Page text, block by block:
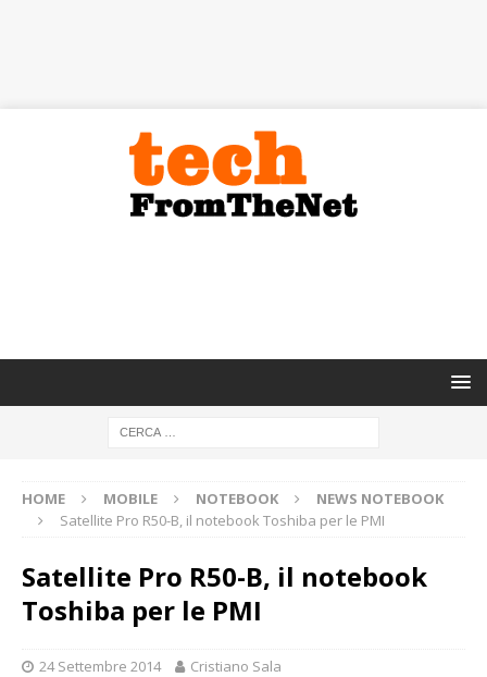
HOME MOBILE NOTEBOOK
NEWS NOTEBOOK
Satellite Pro R50-B, il notebook Toshiba per le PMI
Satellite Pro R50-B, il notebook
Toshiba per le PMI
24 Settembre 2014 Cristiano Sala